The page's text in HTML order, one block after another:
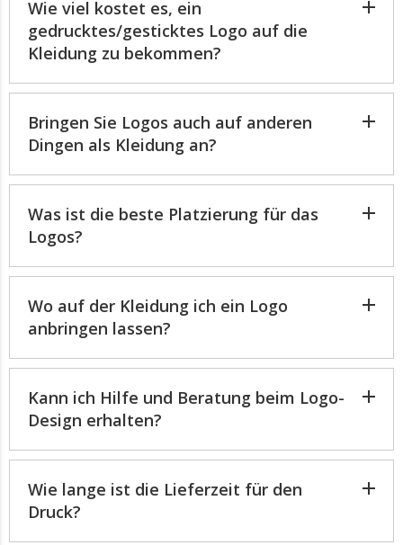
Wie viel kostet es, ein
gedrucktes/gesticktes Logo auf die
Kleidung zu bekommen?
Bringen Sie Logos auch auf anderen
Dingen als Kleidung an?
Was ist die beste Platzierung für das
Logos?
Wo auf der Kleidung ich ein Logo
anbringen lassen?
Kann ich Hilfe und Beratung beim Logo-
Design erhalten?
Wie lange ist die Lieferzeit für den
Druck?